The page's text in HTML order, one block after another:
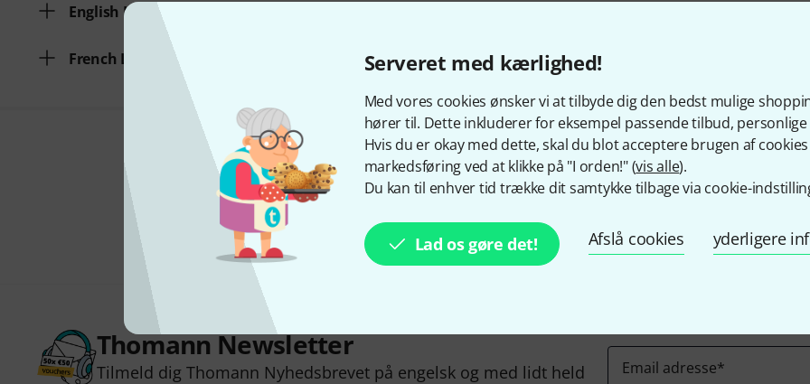
Serveret med kærlighed!
Med vores cookies ønsker vi at tilbyde dig den bedst mulige
hører til. Dette inkluderer for eksempel passende tilbud,
Hvis du er okay med dette, skal du blot acceptere brugen af
markedsføring ved at klikke på "I orden!" (vis alle).
Du kan til enhver tid trække dit samtykke tilbage via cookie-
Lad os gøre det! Afslå cookies yderligere
English Language
French Language
Kan du lide det du ser?
Thomann Newsletter
Tilmeld dig Thomann Nyhedsbrevet på engelsk og med lidt held
Email adresse*